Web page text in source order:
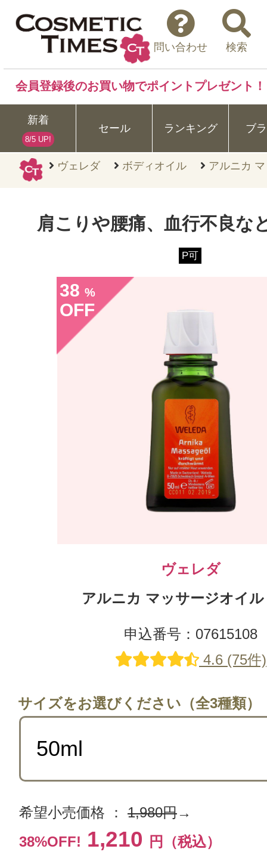
ヴェレダ ボディオイル アルニカ
問い合わせ 検索
会員登録後のお買い物でポイントプレゼント！
新着
8/5 UP!
セール ランキング ブ
肩こりや腰痛、血行不良な
P可
38 %
OFF
ヴェレダ
アルニカ マッサージオイ
申込番号：07615108
4.6 (75件)
サイズをお選びください（全3種類）
希望小売価格 ： 1,980円→
38%OFF! 1,210 円（税込）